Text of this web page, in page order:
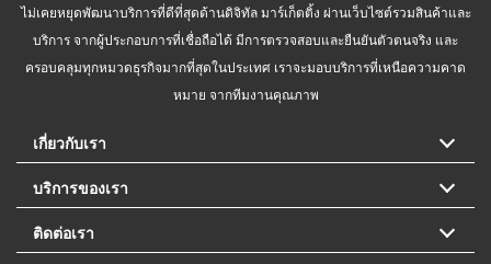
ไม่เคยหยุดพัฒนาบริการที่ดีที่สุดด้านดิจิทัล มาร์เก็ตติ้ง ผ่านเว็บไซต์รวมสินค้าและ
บริการ จากผู้ประกอบการที่เชื่อถือได้ มีการตรวจสอบและยืนยันตัวตนจริง และ
ครอบคลุมทุกหมวดธุรกิจมากที่สุดในประเทศ เราจะมอบบริการที่เหนือความคาด
หมาย จากทีมงานคุณภาพ
เกี่ยวกับเรา
บริการของเรา
ติดต่อเรา